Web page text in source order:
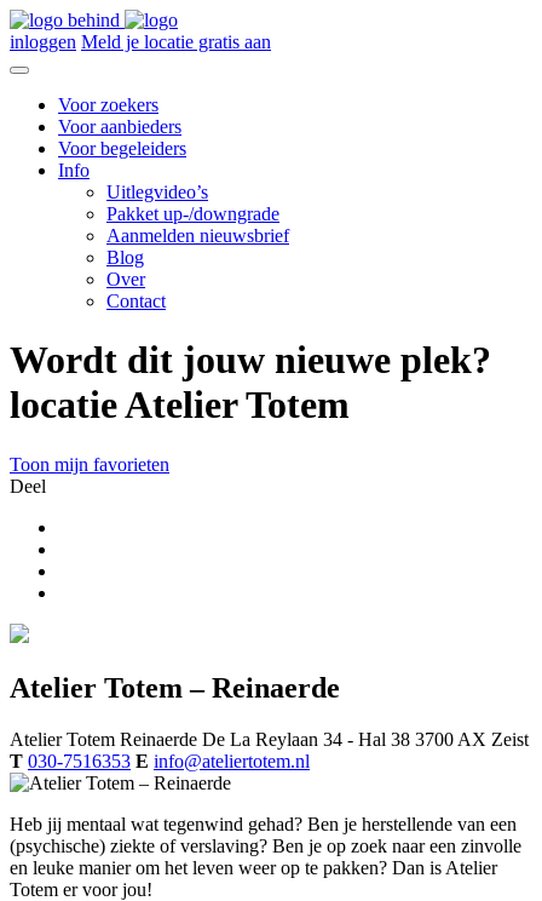
inloggen Meld je locatie gratis aan
Voor zoekers
Voor aanbieders
Voor begeleiders
Info
Uitlegvideo’s
Pakket up-/downgrade
Aanmelden nieuwsbrief
Blog
Over
Contact
Wordt dit jouw nieuwe plek?
locatie Atelier Totem
Toon mijn favorieten
Deel
Atelier Totem – Reinaerde
Atelier Totem Reinaerde De La Reylaan 34 - Hal 38 3700 AX Zeist
T 030-7516353 E info@ateliertotem.nl
Heb jij mentaal wat tegenwind gehad? Ben je herstellende van een
(psychische) ziekte of verslaving? Ben je op zoek naar een zinvolle
en leuke manier om het leven weer op te pakken? Dan is Atelier
Totem er voor jou!